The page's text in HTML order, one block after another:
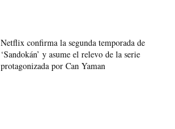
Netflix confirma la segunda temporada de
‘Sandokán’ y asume el relevo de la serie
protagonizada por Can Yaman